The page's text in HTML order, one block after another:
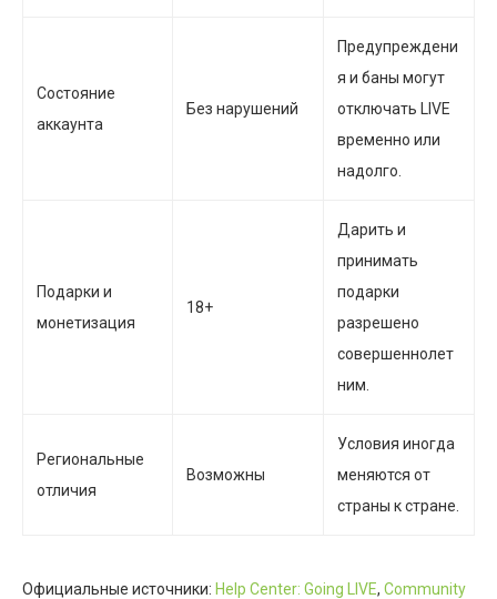
Состояние
аккаунта
Без нарушений
Предупреждени
я и баны могут
отключать LIVE
временно или
надолго.
Подарки и
монетизация
18+
Дарить и
принимать
подарки
разрешено
совершеннолет
ним.
Региональные
отличия
Возможны
Условия иногда
меняются от
страны к стране.
Официальные источники: Help Center: Going LIVE, Community